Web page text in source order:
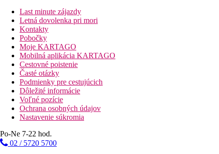
Last minute zájazdy
Letná dovolenka pri mori
Kontakty
Pobočky
Moje KARTAGO
Mobilná aplikácia KARTAGO
Cestovné poistenie
Časté otázky
Podmienky pre cestujúcich
Dôležité informácie
Voľné pozície
Ochrana osobných údajov
Nastavenie súkromia
Po-Ne 7-22 hod.
02 / 5720 5700